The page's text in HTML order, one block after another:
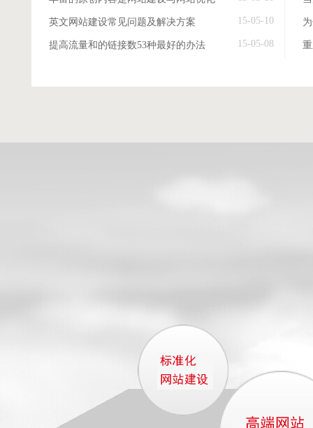
英文网站建设常见问题及解决方案 15-05-10
提高流量和的链接数53种最好的办法 15-05-08